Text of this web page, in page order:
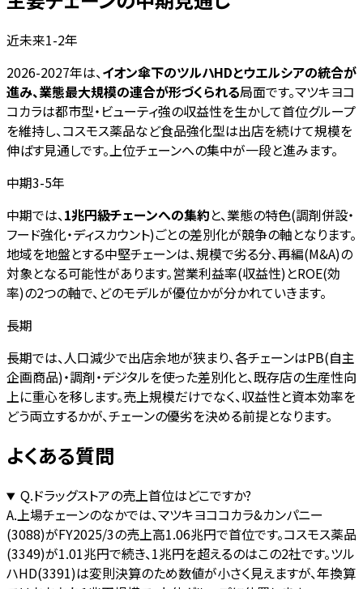
近未来1-2年
2026-2027年は、イオン傘下のツルハHDとウエルシアの統合が
進み、業態最大規模の連合が形づくられる局面です。マツキヨコ
コカラは都市型・ビューティ強の収益性を生かして首位グループ
を維持し、コスモス薬品など食品強化型は出店を続けて規模を
伸ばす見通しです。上位チェーンへの集中が一段と進みます。
中期3-5年
中期では、1兆円級チェーンへの集約と、業態の特色(調剤併設・
フード強化・ディスカウント)ごとの差別化が競争の軸となります。
地域を地盤とする中堅チェーンは、規模で劣る分、再編(M&A)の
対象となる可能性があります。営業利益率(収益性)とROE(効
率)の2つの軸で、どのモデルが優位かが分かれていきます。
長期
長期では、人口減少で出店余地が狭まり、各チェーンはPB(自主
企画商品)・調剤・デジタルを使った差別化と、既存店の生産性向
上に重心を移します。売上規模だけでなく、収益性と資本効率を
どう両立するかが、チェーンの優劣を決める前提となります。
よくある質問
Q.ドラッグストアの売上首位はどこですか?
A.上場チェーンのなかでは、マツキヨココカラ&カンパニー
(3088)がFY2025/3の売上高1.06兆円で首位です。コスモス薬品
(3349)が1.01兆円で続き、1兆円を超えるのはこの2社です。ツル
ハHD(3391)は変則決算のため数値が小さく見えますが、年換算